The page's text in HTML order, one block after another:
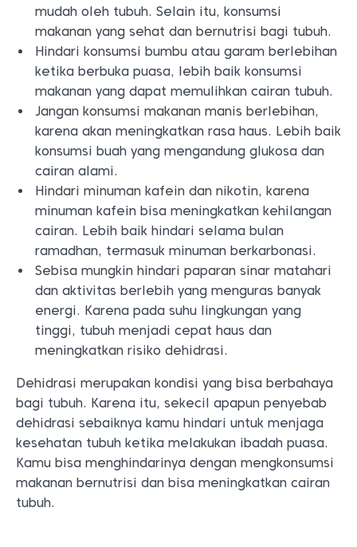
mudah oleh tubuh. Selain itu, konsumsi
makanan yang sehat dan bernutrisi bagi tubuh.
Hindari konsumsi bumbu atau garam berlebihan
ketika berbuka puasa, lebih baik konsumsi
makanan yang dapat memulihkan cairan tubuh.
Jangan konsumsi makanan manis berlebihan,
karena akan meningkatkan rasa haus. Lebih baik
konsumsi buah yang mengandung glukosa dan
cairan alami.
Hindari minuman kafein dan nikotin, karena
minuman kafein bisa meningkatkan kehilangan
cairan. Lebih baik hindari selama bulan
ramadhan, termasuk minuman berkarbonasi.
Sebisa mungkin hindari paparan sinar matahari
dan aktivitas berlebih yang menguras banyak
energi. Karena pada suhu lingkungan yang
tinggi, tubuh menjadi cepat haus dan
meningkatkan risiko dehidrasi.
Dehidrasi merupakan kondisi yang bisa berbahaya
bagi tubuh. Karena itu, sekecil apapun penyebab
dehidrasi sebaiknya kamu hindari untuk menjaga
kesehatan tubuh ketika melakukan ibadah puasa.
Kamu bisa menghindarinya dengan mengkonsumsi
makanan bernutrisi dan bisa meningkatkan cairan
tubuh.